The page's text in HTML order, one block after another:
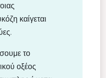
καίγεται
το
οξέος